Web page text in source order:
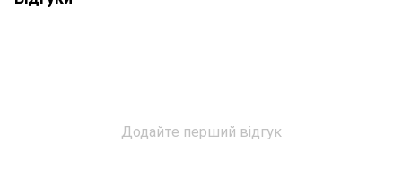
Додайте перший відгук